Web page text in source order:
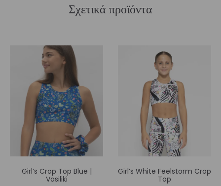
Σχετικά προϊόντα
Girl’s Crop Top Blue |
Vasiliki
Girl’s White Feelstorm Crop
Top